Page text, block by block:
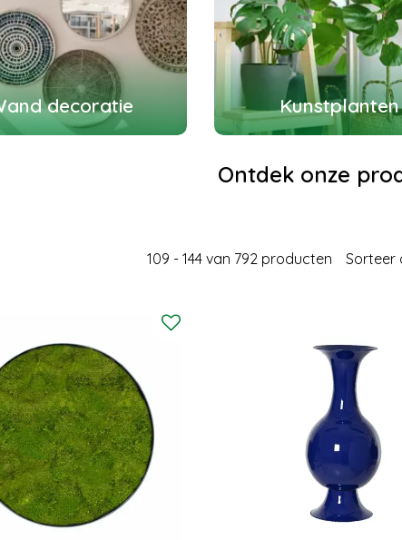
decoratie Kunstplanten
Ontdek onze
109 - 144 van 792 producten Sorteer